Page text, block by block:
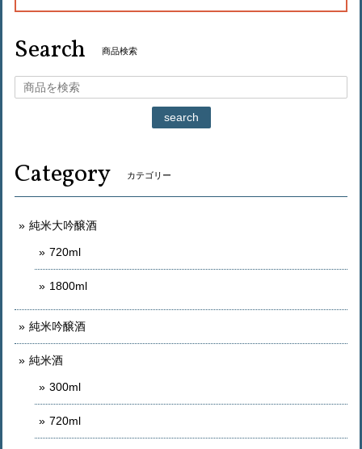
Search 商品検索
search
Category カテゴリー
純米大吟醸酒
720ml
1800ml
純米吟醸酒
純米酒
300ml
720ml